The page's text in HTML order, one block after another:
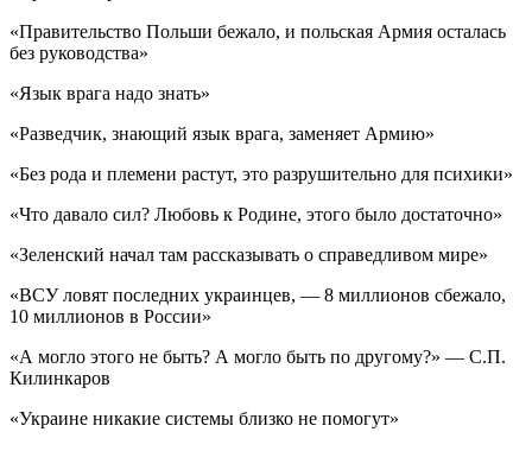
«Правительство Польши бежало, и польская Армия осталась
без руководства»
«Язык врага надо знать»
«Разведчик, знающий язык врага, заменяет Армию»
«Без рода и племени растут, это разрушительно для психики»
«Что давало сил? Любовь к Родине, этого было достаточно»
«Зеленский начал там рассказывать о справедливом мире»
«ВСУ ловят последних украинцев, — 8 миллионов сбежало,
10 миллионов в России»
«А могло этого не быть? А могло быть по другому?» — С.П.
Килинкаров
«Украине никакие системы близко не помогут»